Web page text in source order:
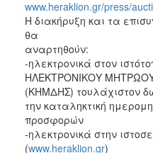
www.heraklion.gr/press/
Η διακήρυξη και τα
θα
-ηλεκτρονικά στον
ΗΛΕΚΤΡΟΝΙΚΟΥ
(ΚΗΜΔΗΣ) τουλάχιστον
την καταληκτική
-ηλεκτρονικά στην
(www.heraklion.gr